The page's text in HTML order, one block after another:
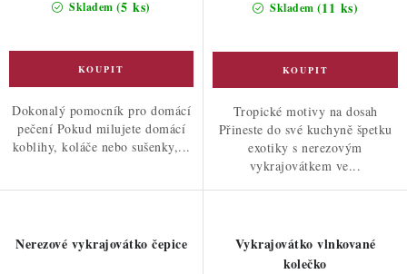
Skladem (5 ks)
Dokonalý pomocník pro domácí
pečení Pokud milujete domácí
koblihy, koláče nebo sušenky,...
Skladem (11 ks)
Tropické motivy na dosah
Přineste do své kuchyně špetku
exotiky s nerezovým
vykrajovátkem ve...
Nerezové vykrajovátko čepice
Vykrajovátko vlnkované
kolečko